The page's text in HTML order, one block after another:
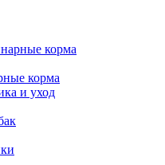
корма
корма
и уход